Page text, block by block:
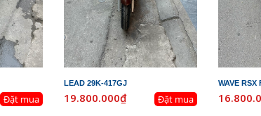
Đặt mua
LEAD 29K-417GJ
19.800.000₫ Đặt mua
WAVE RSX